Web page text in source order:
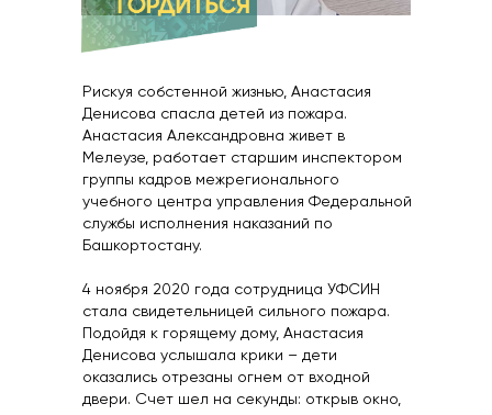
Рискуя собстенной жизнью, Анастасия
Денисова спасла детей из пожара.
Анастасия Александровна живет в
Мелеузе, работает старшим инспектором
группы кадров межрегионального
учебного центра управления Федеральной
службы исполнения наказаний по
Башкортостану.
4 ноября 2020 года сотрудница УФСИН
стала свидетельницей сильного пожара.
Подойдя к горящему дому, Анастасия
Денисова услышала крики – дети
оказались отрезаны огнем от входной
двери. Счет шел на секунды: открыв окно,